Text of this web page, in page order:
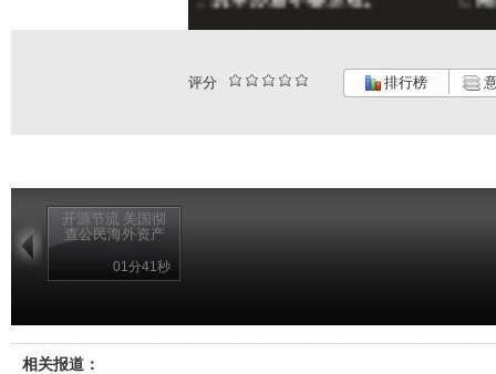
评分 排行榜
开源节流 美国彻
查公民海外资产
01分41秒
相关报道：